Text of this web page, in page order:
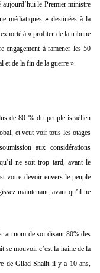
aujourd’hui le Premier ministre
médiatiques » destinées à la
à « profiter de la tribune
engagement à ramener les 50
et de la fin de la guerre ».
de 80 % du peuple israélien
et veut voir tous les otages
aux considérations
ne soit trop tard, avant le
votre devoir envers le peuple
maintenant, avant qu’il ne
au nom de soi-disant 80% des
se mouvoir c’est la haine de la
de Gilad Shalit il y a 10 ans,